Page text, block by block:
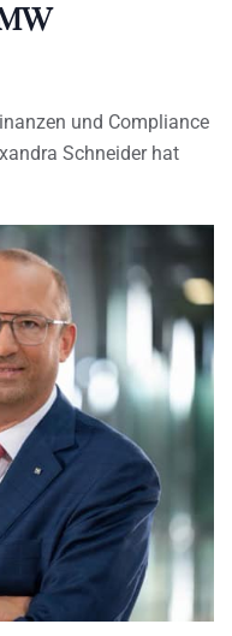
und Compliance
Schneider hat